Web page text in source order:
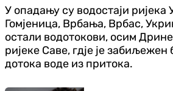
У опадању су водостаји ријека
Гомјеница, Врбања, Врбас,
остали водотокови, осим
ријеке Саве, гдје је забиљежен
дотока воде из притока.